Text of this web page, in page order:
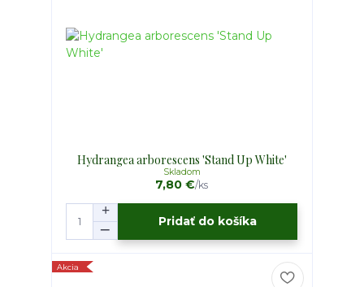
Hydrangea arborescens 'Stand Up White'
7,80 €/ks
Skladom
Pridať do košíka
Akcia